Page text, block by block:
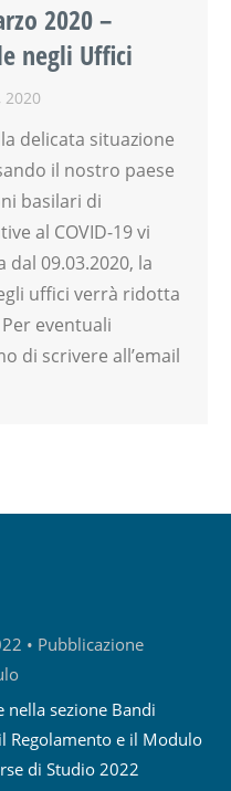
2020 –
negli Uffici
2020
delicata situazione
il nostro paese
basilari di
al COVID-19 vi
09.03.2020, la
uffici verrà ridotta
eventuali
di scrivere all’email
• Pubblicazione
nella sezione Bandi
Regolamento e il Modulo
di Studio 2022